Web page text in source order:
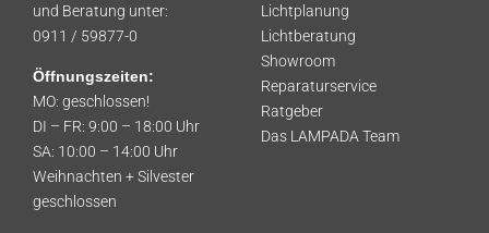
und Beratung unter:
0911 / 59877-0
Öffnungszeiten:
MO: geschlossen!
DI – FR: 9:00 – 18:00 Uhr
SA: 10:00 – 14:00 Uhr
Weihnachten + Silvester
geschlossen
Lichtplanung
Lichtberatung
Showroom
Reparaturservice
Ratgeber
Das LAMPADA Team